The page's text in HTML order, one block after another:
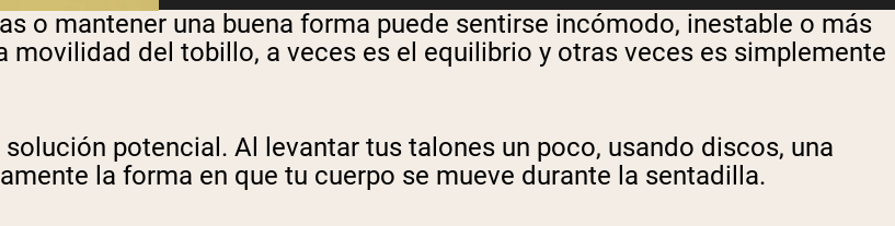
o mantener una buena forma puede sentirse incómodo, inestable o más
del tobillo, a veces es el equilibrio y otras veces es simplemente
potencial. Al levantar tus talones un poco, usando discos, una
la forma en que tu cuerpo se mueve durante la sentadilla.